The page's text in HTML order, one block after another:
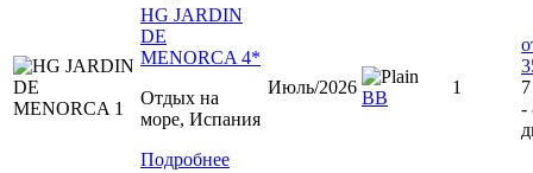
HG JARDIN
DE
MENORCA 4*
Отдых на
море, Испания
Подробнее
Июль/2026
ВВ
1
-